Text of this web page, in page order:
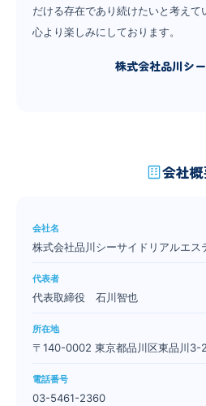
だける存在であり続けたいと考えて
心より楽しみにしております。
株式会社品川シ
会社
会社名
株式会社品川シーサイドリアルエス
代表者
代表取締役 石川智也
所在地
〒140-0002 東京都品川区東品川3-
電話番号
03-5461-2360